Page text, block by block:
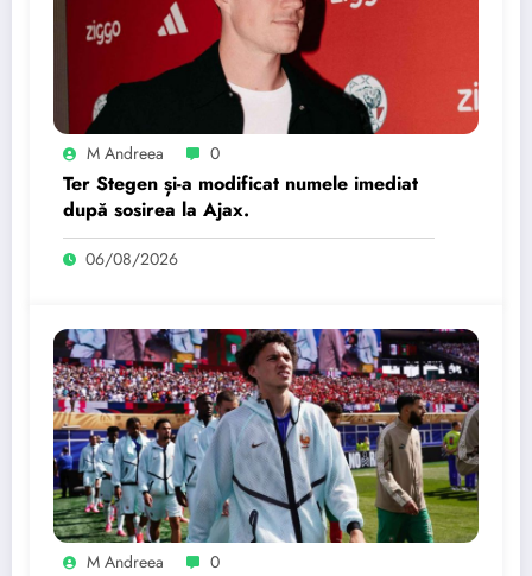
M Andreea 0
Ter Stegen și-a modificat numele imediat
după sosirea la Ajax.
06/08/2026
M Andreea 0